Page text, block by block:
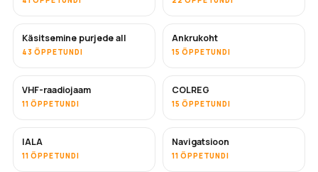
Käsitsemine purjede all
43 ÕPPETUNDI
Ankrukoht
15 ÕPPETUNDI
VHF-raadiojaam
11 ÕPPETUNDI
COLREG
15 ÕPPETUNDI
IALA
11 ÕPPETUNDI
Navigatsioon
11 ÕPPETUNDI